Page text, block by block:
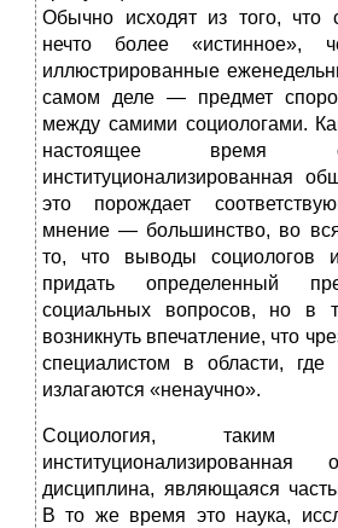
Обычно исходят из того, что
нечто более «истинное»,
иллюстрированные
самом деле — предмет
между самими социологами.
настоящее время
институционализированная
это порождает
мнение — большинство, во
то, что выводы социологов
придать определенный
социальных вопросов, но в
возникнуть впечатление, что
специалистом в области,
излагаются «ненаучно».
Социология, таким
институционализированная
дисциплина, являющаяся
В то же время это наука,